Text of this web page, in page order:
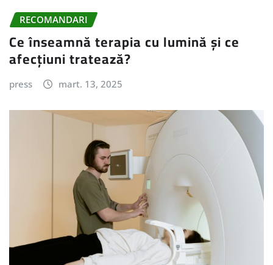
RECOMANDARI
Ce înseamnă terapia cu lumină și ce
afecțiuni tratează?
press mart. 13, 2025